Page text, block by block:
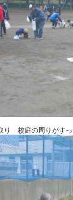
り 校庭の周りがす